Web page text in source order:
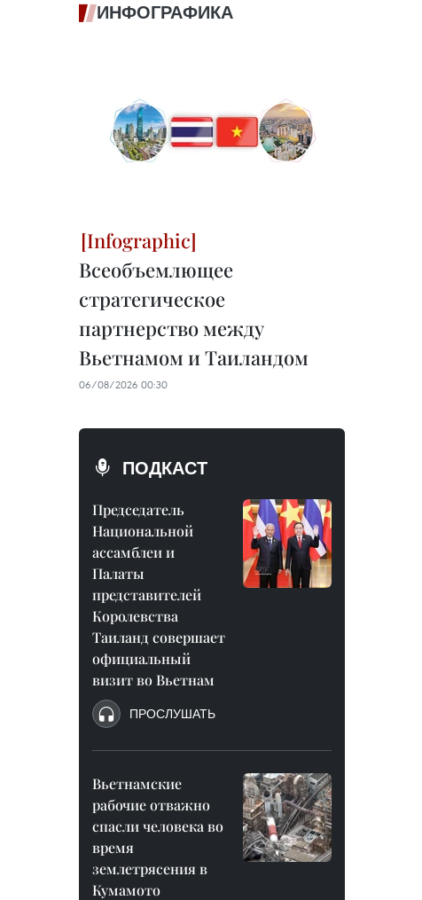
ИНФОГРАФИКА
Всеобъемлющее
стратегическое
партнерство между
Вьетнамом и Таиландом
06/08/2026 00:30
ПОДКАСТ
Председатель
Национальной
ассамблеи и
Палаты
представителей
Королевства
Таиланд совершает
официальный
визит во Вьетнам
ПРОСЛУШАТЬ
Вьетнамские
рабочие отважно
спасли человека во
время
землетрясения в
Кумамото